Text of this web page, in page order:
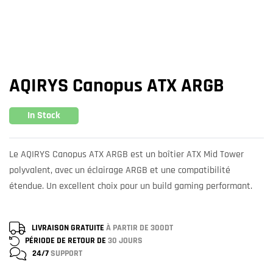
AQIRYS Canopus ATX ARGB
In Stock
Le AQIRYS Canopus ATX ARGB est un boîtier ATX Mid Tower
polyvalent, avec un éclairage ARGB et une compatibilité
étendue. Un excellent choix pour un build gaming performant.
LIVRAISON GRATUITE À PARTIR DE 300DT
PÉRIODE DE RETOUR DE 30 JOURS
24/7SUPPORT